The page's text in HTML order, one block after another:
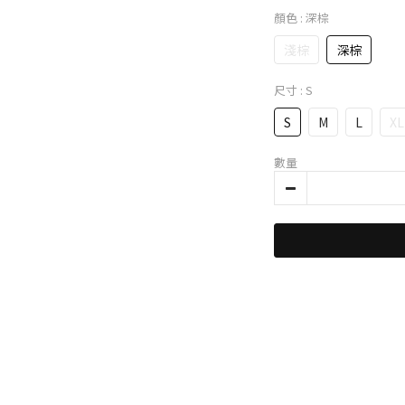
顏色 : 深棕
淺棕 深棕
尺寸 : S
S M L XL
數量